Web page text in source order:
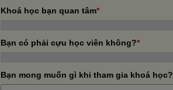
Khoá học bạn quan tâm*
Bạn có phải cựu học viên không?*
Bạn mong muốn gì khi tham gia khoá học?